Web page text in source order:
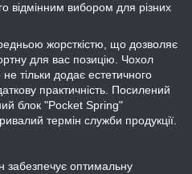
відмінним вибором для різних
жорсткістю, що дозволяє
для вас позицію. Чохол
тільки додає естетичного
практичність. Посилений
блок "Pocket Spring"
термін служби продукції.
забезпечує оптимальну